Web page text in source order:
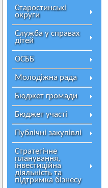
Старостинські
округи
Служба у справах
дітей
ОСББ
Молодіжна рада
Бюджет громади
Бюджет участі
Публічні закупівлі
Стратегічне
планування,
інвестиційна
діяльність та
підтримка бізнесу